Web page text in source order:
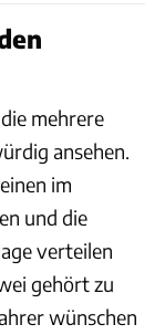
mehrere
ansehen.
im
und die
verteilen
gehört zu
wünschen